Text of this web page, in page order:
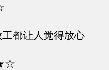
都让人觉得放心